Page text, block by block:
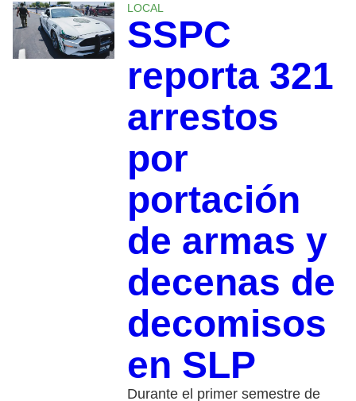
LOCAL
SSPC
reporta 321
arrestos
por
portación
de armas y
decenas de
decomisos
en SLP
Durante el primer semestre de